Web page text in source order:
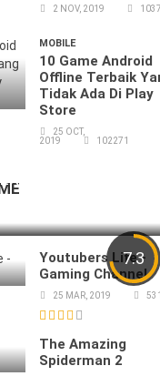
2 NOV, 2019
MOBILE
10 Game Android
Offline Terbaik
Tidak Ada Di Play
Store
25 OCT,
2019
102271
7.3
LAYER -α Android
Youtubers Life -
Gaming Channel
25 MAR, 2019
The Amazing
Spiderman 2